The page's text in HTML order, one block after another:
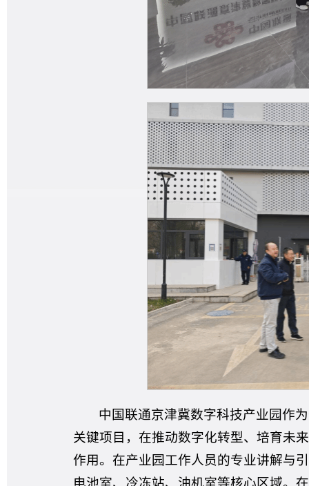
中国联通京津冀数字科技产业园作
关键项目，在推动数字化转型、培育未
作用。在产业园工作人员的专业讲解与
电池室、冷冻站、油机室等核心区域。